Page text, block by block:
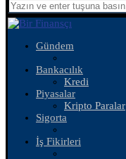
Gündem
Bankacılık
Kredi
Piyasalar
Kripto Paralar
Sigorta
İş Fikirleri